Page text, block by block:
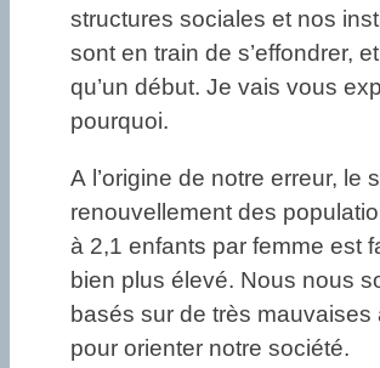
structures sociales et nos
sont en train de s’effondrer,
qu’un début. Je vais vous
pourquoi.
A l’origine de notre erreur, le
renouvellement des
à 2,1 enfants par femme est
bien plus élevé. Nous nous
basés sur de très mauvaises
pour orienter notre société.